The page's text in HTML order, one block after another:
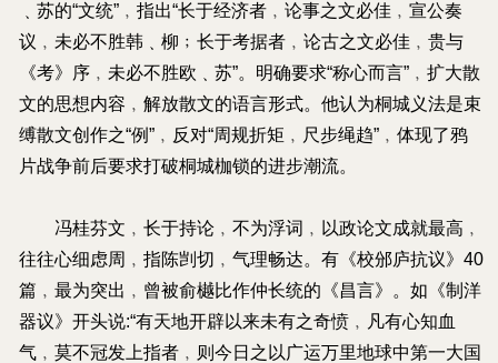
﹑苏的“文统”﹐指出“长于经济者﹐论事之文必佳﹐宣公奏
议﹐未必不胜韩﹑柳﹔长于考据者﹐论古之文必佳﹐贵与
《考》序﹐未必不胜欧﹑苏”。明确要求“称心而言”﹐扩大散
文的思想内容﹐解放散文的语言形式。他认为桐城义法是束
缚散文创作之“例”﹐反对“周规折矩﹐尺步绳趋”﹐体现了鸦
片战争前后要求打破桐城枷锁的进步潮流。
冯桂芬文﹐长于持论﹐不为浮词﹐以政论文成就最高﹐
往往心细虑周﹐指陈剀切﹐气理畅达。有《校邠庐抗议》40
篇﹐最为突出﹐曾被俞樾比作仲长统的《昌言》。如《制洋
器议》开头说:“有天地开辟以来未有之奇愤﹐凡有心知血
气﹐莫不冠发上指者﹐则今日之以广运万里地球中第一大国